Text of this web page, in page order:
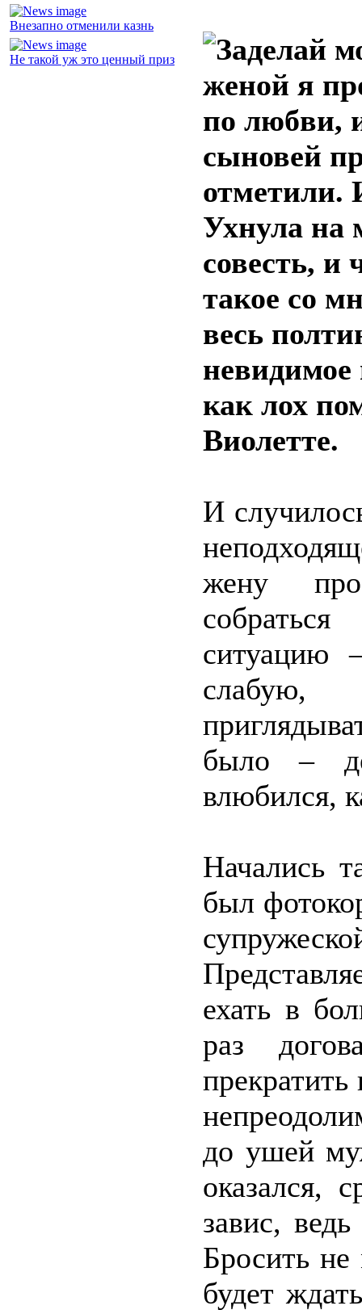
Внезапно отменили казнь
Не такой уж это ценный приз
женой я
по любви,
сыновей
отметили.
Ухнула на
совесть, и
такое со
весь
как лох
Виолетте.
И
жену
ситуацию
слабую,
было –
влюбился,
Начались
был
ехать в
раз
до ушей
оказался,
завис,
Бросить не
будет